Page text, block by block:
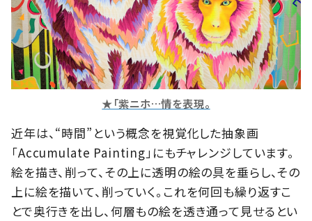
★「紫ニホ…情を表現。
近年は、“時間”という概念を視覚化した抽象画
「Accumulate Painting」 にもチャレンジしています。
絵を描き、削って、その上に透明の絵の具を垂らし、その
上に絵を描いて、削っていく。これを何回も繰り返すこ
とで奥行きを出し、何層もの絵を透き通って見せるとい